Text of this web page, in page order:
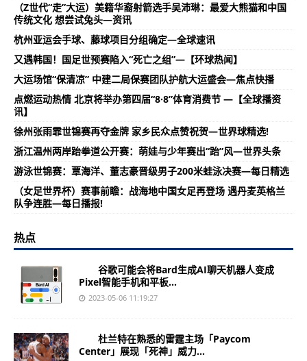
（Z世代“走”大运）美籍华裔射箭选手吴沛琳：最爱大熊猫和中国
传统文化 想尝试兔头—资讯
杭州亚运会手球、藤球项目分组确定—全球速讯
又遇韩国！国足世预赛陷入“死亡之组”—【环球热闻】
大运场馆“保清凉” 中建二局保赛团队护航大运盛会—焦点快播
点燃运动热情 北京将举办第四届“8·8”体育消费节 —【全球播资
讯】
徐州张雨霏世锦赛再夺金牌 家乡民众点赞祝贺—世界球精选!
浙江温州两岸跆拳道公开赛：萌娃与少年赛出“跆”风—世界头条
游泳世锦赛：覃海洋、董志豪晋级男子200米蛙泳决赛—每日精选
（女足世界杯）赛事前瞻：战海地中国女足再登场 遇丹麦英格兰
队争连胜—每日播报!
热点
谷歌可能会将Bard生成AI聊天机器人变成
Pixel智能手机和平板...
2023-05-06 11:19:27
杜兰特在熟悉的雷霆主场「Paycom
Center」展现「死神」威力...